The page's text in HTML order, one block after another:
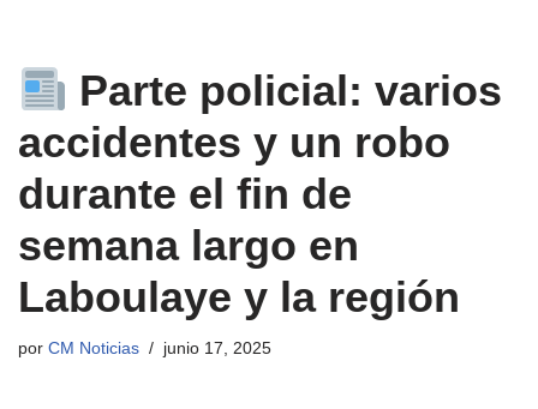
Parte policial: varios
accidentes y un robo
durante el fin de
semana largo en
Laboulaye y la región
por CM Noticias junio 17, 2025